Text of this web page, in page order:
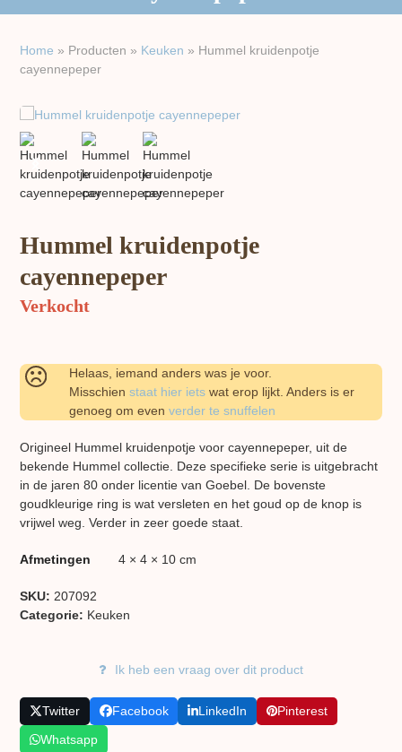
Home » Producten » Keuken » Hummel kruidenpotje
cayennepeper
previous
slide
slide
Hummel kruidenpotje
cayennepeper
Verkocht
Helaas, iemand anders was je voor.
Misschienstaat hier iets wat erop lijkt. Anders is er
genoeg om evenverder te snuffelen
Origineel Hummel kruidenpotje voor cayennepeper, uit de
bekende Hummel collectie. Deze specifieke serie is uitgebracht
in de jaren 80 onder licentie van Goebel. De bovenste
goudkleurige ring is wat versleten en het goud op de knop is
vrijwel weg. Verder in zeer goede staat.
Afmetingen 4 × 4 × 10 cm
SKU: 207092
Categorie: Keuken
Ik heb een vraag over dit product
Twitter Facebook LinkedIn
Pinterest
Whatsapp